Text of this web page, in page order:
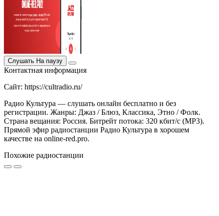
Слушать На паузу
Контактная информация
Сайт: https://cultradio.ru/
Радио Культура — слушать онлайн бесплатно и без
регистрации. Жанры: Джаз / Блюз, Классика, Этно / Фолк.
Страна вещания: Россия. Битрейт потока: 320 кбит/с (MP3).
Прямой эфир радиостанции Радио Культура в хорошем
качестве на online-red.pro.
Похожие радиостанции